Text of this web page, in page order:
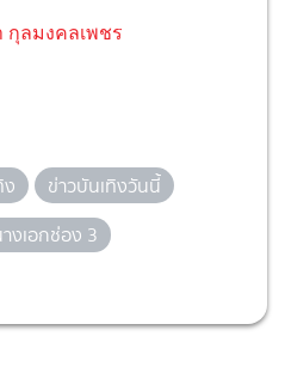
ลมงคลเพชร
ง
ข่าวบันเทิงวันนี้
งเอกช่อง 3